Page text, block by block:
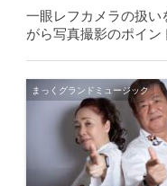
一眼レフカメラの扱
がら写真撮影のポイン
まっくグランドミュージック